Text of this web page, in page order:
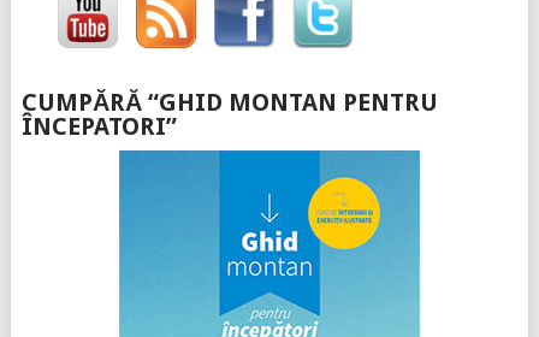
CUMPĂRĂ “GHID MONTAN PENTRU
ÎNCEPATORI”